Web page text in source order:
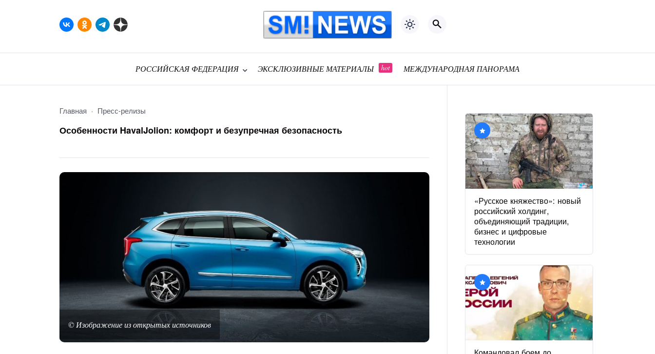
РОССИЙСКАЯ ФЕДЕРАЦИЯ ЭКСКЛЮЗИВНЫЕ МАТЕРИАЛЫ МЕЖДУНАРОДНАЯ ПАНОРАМА
Главная Пресс-релизы
Особенности HavalJolion: комфорт и безупречная безопасность
© Изображение из открытых источников
«Русское княжество»: новый
российский холдинг,
объединяющий традиции,
бизнес и цифровые
технологии